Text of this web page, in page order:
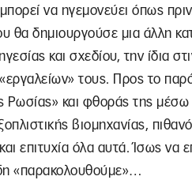
να ηγεμονεύει όπως
θα δημιουργούσε μια άλλη
και σχεδίου, την ίδια
τους. Προς το
Ρωσίας» και φθοράς της
βιομηχανίας,
επιτυχία όλα αυτά. Ίσως να
«παρακολουθούμε»…